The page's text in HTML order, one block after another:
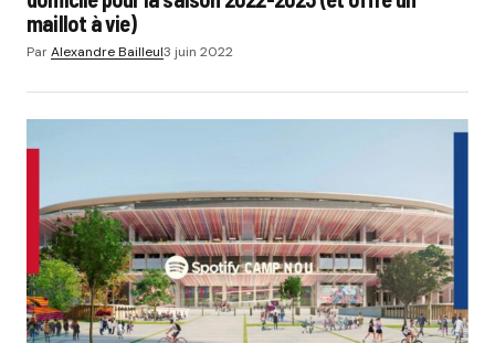
maillot à vie)
ParAlexandre Bailleul3 juin 2022